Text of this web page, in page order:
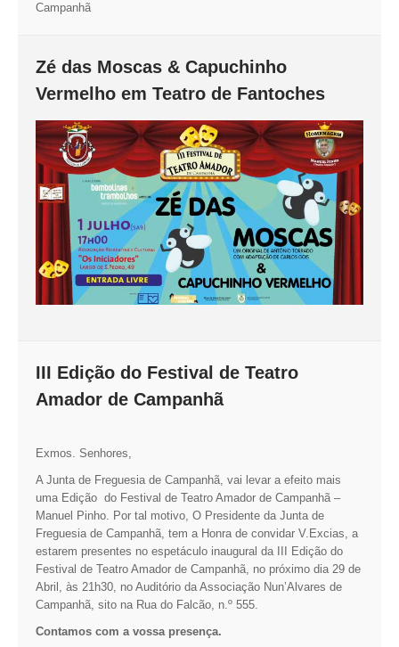
Campanhã
Zé das Moscas & Capuchinho
Vermelho em Teatro de Fantoches
III Edição do Festival de Teatro
Amador de Campanhã
Exmos. Senhores,
A Junta de Freguesia de Campanhã, vai levar a efeito mais
uma Edição do Festival de Teatro Amador de Campanhã –
Manuel Pinho. Por tal motivo, O Presidente da Junta de
Freguesia de Campanhã, tem a Honra de convidar V.Excias, a
estarem presentes no espetáculo inaugural da III Edição do
Festival de Teatro Amador de Campanhã, no próximo dia 29 de
Abril, às 21h30, no Auditório da Associação Nun’Alvares de
Campanhã, sito na Rua do Falcão, n.º 555.
Contamos com a vossa presença.